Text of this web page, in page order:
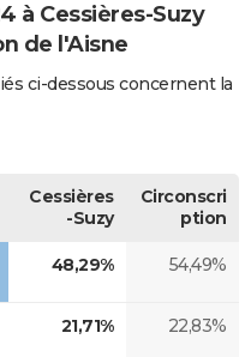
à Cessières-Suzy
de l'Aisne
ci-dessous concernent la
Cessières
-Suzy
Circonscri
ption
48,29% 54,49%
21,71% 22,83%